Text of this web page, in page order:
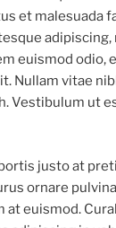
et malesuada
euismod odio,
Nullam vitae
Vestibulum ut
justo at
ornare
at euismod.